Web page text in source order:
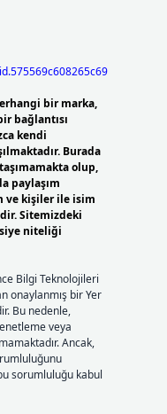
bir marka,
bağlantısı
kendi
Burada
olup,
paylaşım
ve kişiler ile isim
Sitemizdeki
niteliği
Bilgi Teknolojileri
onaylanmış bir Yer
Bu nedenle,
veya
Ancak,
sorumluluğu kabul